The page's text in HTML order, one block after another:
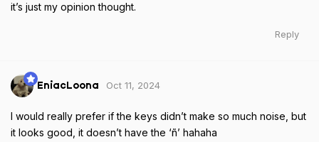
it’s just my opinion thought.
Reply
EniacLoona Oct 11, 2024
I would really prefer if the keys didn’t make so much noise, but
it looks good, it doesn’t have the ‘ñ’ hahaha